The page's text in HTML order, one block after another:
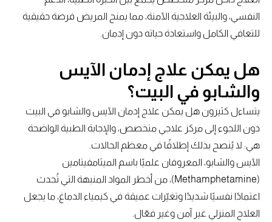
النفسي، والبيئة العلاجية الآمنة، مما يمنح المريض فرصة حقيقية
للتعافي الكامل واستعادة حياته دون إدمان.
هل يمكن علاج إدمان الآيس
والشابو في البيت؟
يتساءل كثيرون هل يمكن علاج إدمان الآيس والشابو في البيت
دون اللجوء إلى مركز علاجي متخصص، والإجابة الطبية الواضحة
هي: لا يُنصح بذلك إطلاقًا في معظم الحالات.
الآيس والشابو، المعروفان علميًا باسم الميثامفيتامين
(Methamphetamine)، من أخطر المواد المنبهة التي تُحدث
اعتمادًا نفسيًا شديدًا وتغيّرات عميقة في كيمياء الدماغ، ما يجعل
العلاج المنزلي غير آمن وغير فعّال.